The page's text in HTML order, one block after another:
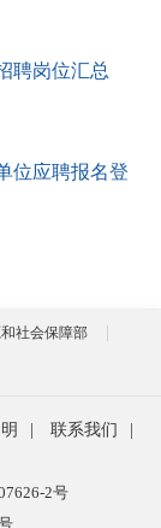
聘岗位汇总
位应聘报名登
社会保障部
联系我们
2号